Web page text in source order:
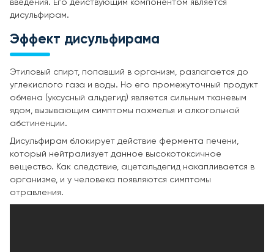
введения. Его действующим компонентом является
дисульфирам.
Эффект дисульфирама
Этиловый спирт, попавший в организм, разлагается до
углекислого газа и воды. Но его промежуточный продукт
обмена (уксусный альдегид) является сильным тканевым
ядом, вызывающим симптомы похмелья и алкогольной
абстиненции.
Дисульфирам блокирует действие фермента печени,
который нейтрализует данное высокотоксичное
вещество. Как следствие, ацетальдегид накапливается в
организме, и у человека появляются симптомы
отравления.